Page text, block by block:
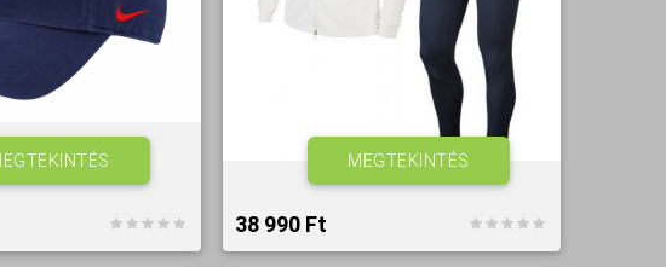
38 990 Ft‎
MEGTEKINTÉS